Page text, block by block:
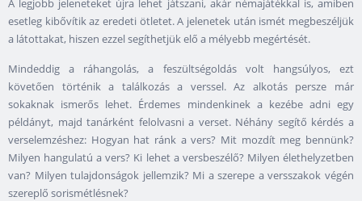
A legjobb jeleneteket újra lehet játszani, akár némajátékkal is, amiben
esetleg kibővítik az eredeti ötletet. A jelenetek után ismét megbeszéljük
a látottakat, hiszen ezzel segíthetjük elő a mélyebb megértését.
Mindeddig a ráhangolás, a feszültségoldás volt hangsúlyos, ezt
követően történik a találkozás a verssel. Az alkotás persze már
sokaknak ismerős lehet. Érdemes mindenkinek a kezébe adni egy
példányt, majd tanárként felolvasni a verset. Néhány segítő kérdés a
verselemzéshez: Hogyan hat ránk a vers? Mit mozdít meg bennünk?
Milyen hangulatú a vers? Ki lehet a versbeszélő? Milyen élethelyzetben
van? Milyen tulajdonságok jellemzik? Mi a szerepe a versszakok végén
szereplő sorismétlésnek?